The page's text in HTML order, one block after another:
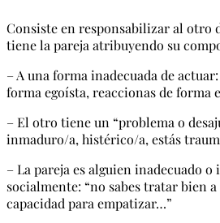
Consiste en responsabilizar al otro
tiene la pareja atribuyendo su
– A una forma inadecuada de
forma egoísta, reaccionas de forma
– El otro tiene un “problema o
inmaduro/a, histérico/a, estás
– La pareja es alguien inadecuado
socialmente: “no sabes tratar bien
capacidad para empatizar…”